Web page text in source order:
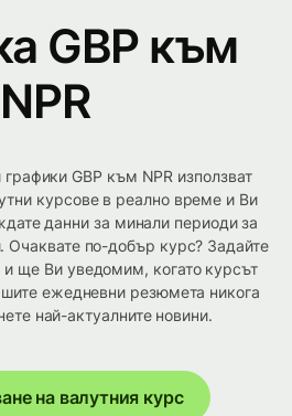
GBP към
NPR
GBP към NPR използват
курсове в реално време и Ви
данни за минали периоди за
Очаквате по-добър курс? Задайте
ще Ви уведомим, когато курсът
ежедневни резюмета никога
най-актуалните новини.
на валутния курс